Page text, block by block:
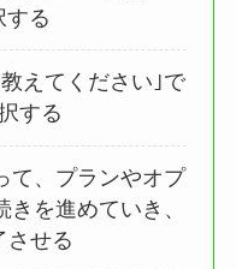
する
えてください｣で
する
て、プランやオプ
を進めていき、
させる